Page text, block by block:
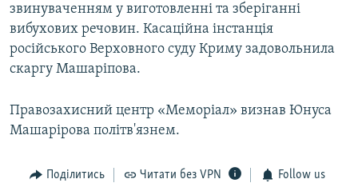
звинуваченням у виготовленні та зберіганні
вибухових речовин. Касаційна інстанція
російського Верховного суду Криму задовольнила
скаргу Машаріпова.
Правозахисний центр «Меморіал» визнав Юнуса
Машарірова політв'язнем.
Поділитись Читати без VPN Follow us